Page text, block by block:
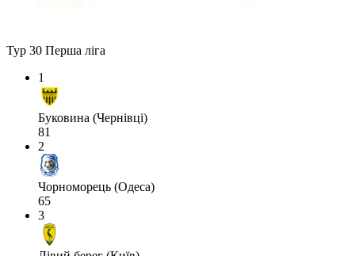
Тур 30 Перша ліга
1
Буковина (Чернівці)
81
2
Чорноморець (Одеса)
65
3